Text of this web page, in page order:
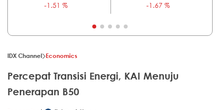
-1.51 %
-1.67 %
IDX Channel Economics
Percepat Transisi Energi, KAI Menuju
Penerapan B50